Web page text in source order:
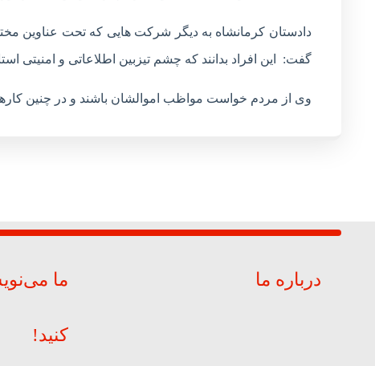
دادستان کرمانشاه به دیگر شرکت هایی که تحت عناوین
گفت: این افراد بدانند که چشم تیزبین اطلاعاتی و امنیتی
وی از مردم خواست مواظب اموالشان باشند و در چنین
درباره ما ما
کنید!